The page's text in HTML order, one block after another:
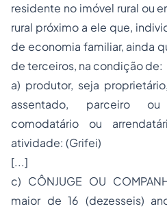
residente no imóvel rural ou
rural próximo a ele que,
de economia familiar, ainda
de terceiros, na condição de:
a) produtor, seja
assentado, parceiro
comodatário ou
atividade: (Grifei)
[...]
c) CÔNJUGE OU
maior de 16 (dezesseis)